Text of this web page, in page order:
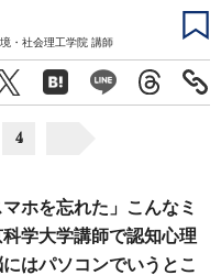
・社会理工学院 講師
4
ホを忘れた」こんなミ
学大学講師で認知心理
はパソコンでいうとこ